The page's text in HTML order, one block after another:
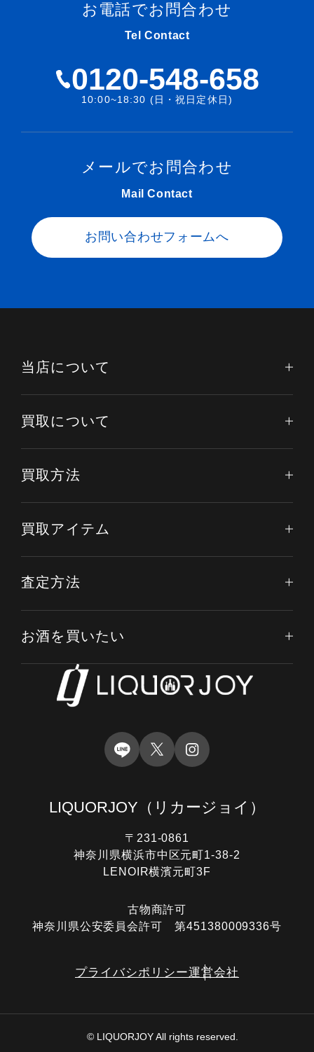
お電話でお問合わせ
Tel Contact
0120-548-658
10:00~18:30 (日・祝日定休日)
メールでお問合わせ
Mail Contact
お問い合わせフォームへ
LIQUORJOY （リカージョイ）
〒231-0861
神奈川県横浜市中区元町1-38-2
LENOIR横濱元町3F
古物商許可
神奈川県公安委員会許可 第451380009336号
プライバシポリシー運営会社
© LIQUORJOY All rights reserved.
当店について
買取について
買取方法
買取アイテム
査定方法
お酒を買いたい